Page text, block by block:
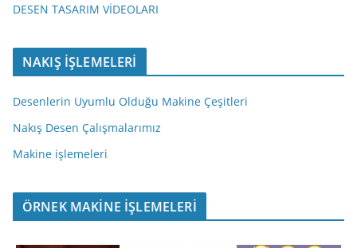
DESEN TASARIM VİDEOLARI
NAKIŞ İŞLEMELERİ
Desenlerin Uyumlu Olduğu Makine Çeşitleri
Nakış Desen Çalışmalarımız
Makine işlemeleri
ÖRNEK MAKİNE İŞLEMELERİ